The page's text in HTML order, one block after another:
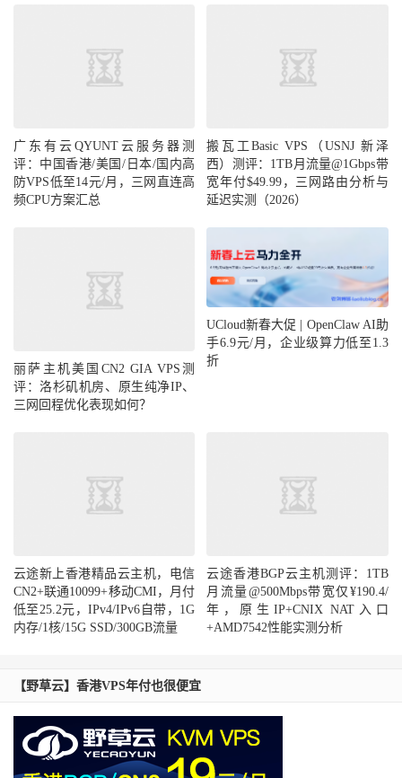
广东有云QYUNT云服务器测
评：中国香港/美国/日本/国内高
防VPS低至14元/月，三网直连高
频CPU方案汇总
搬瓦工Basic VPS（USNJ 新泽
西）测评：1TB月流量@1Gbps带
宽年付$49.99，三网路由分析与
延迟实测（2026）
丽萨主机美国CN2 GIA VPS测
评：洛杉矶机房、原生纯净IP、
三网回程优化表现如何？
UCloud新春大促 | OpenClaw AI助
手6.9元/月，企业级算力低至1.3
折
云途新上香港精品云主机，电信
CN2+联通10099+移动CMI，月付
低至25.2元，IPv4/IPv6自带，1G
内存/1核/15G SSD/300GB流量
云途香港BGP云主机测评：1TB
月流量@500Mbps带宽仅¥190.4/
年，原生IP+CNIX NAT入口
+AMD7542性能实测分析
【野草云】香港VPS年付也很便宜